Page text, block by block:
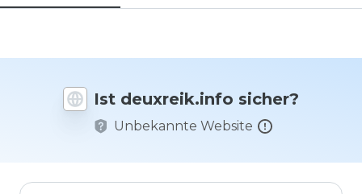
Ist deuxreik.info sicher?
Unbekannte Website
würden
Skala von